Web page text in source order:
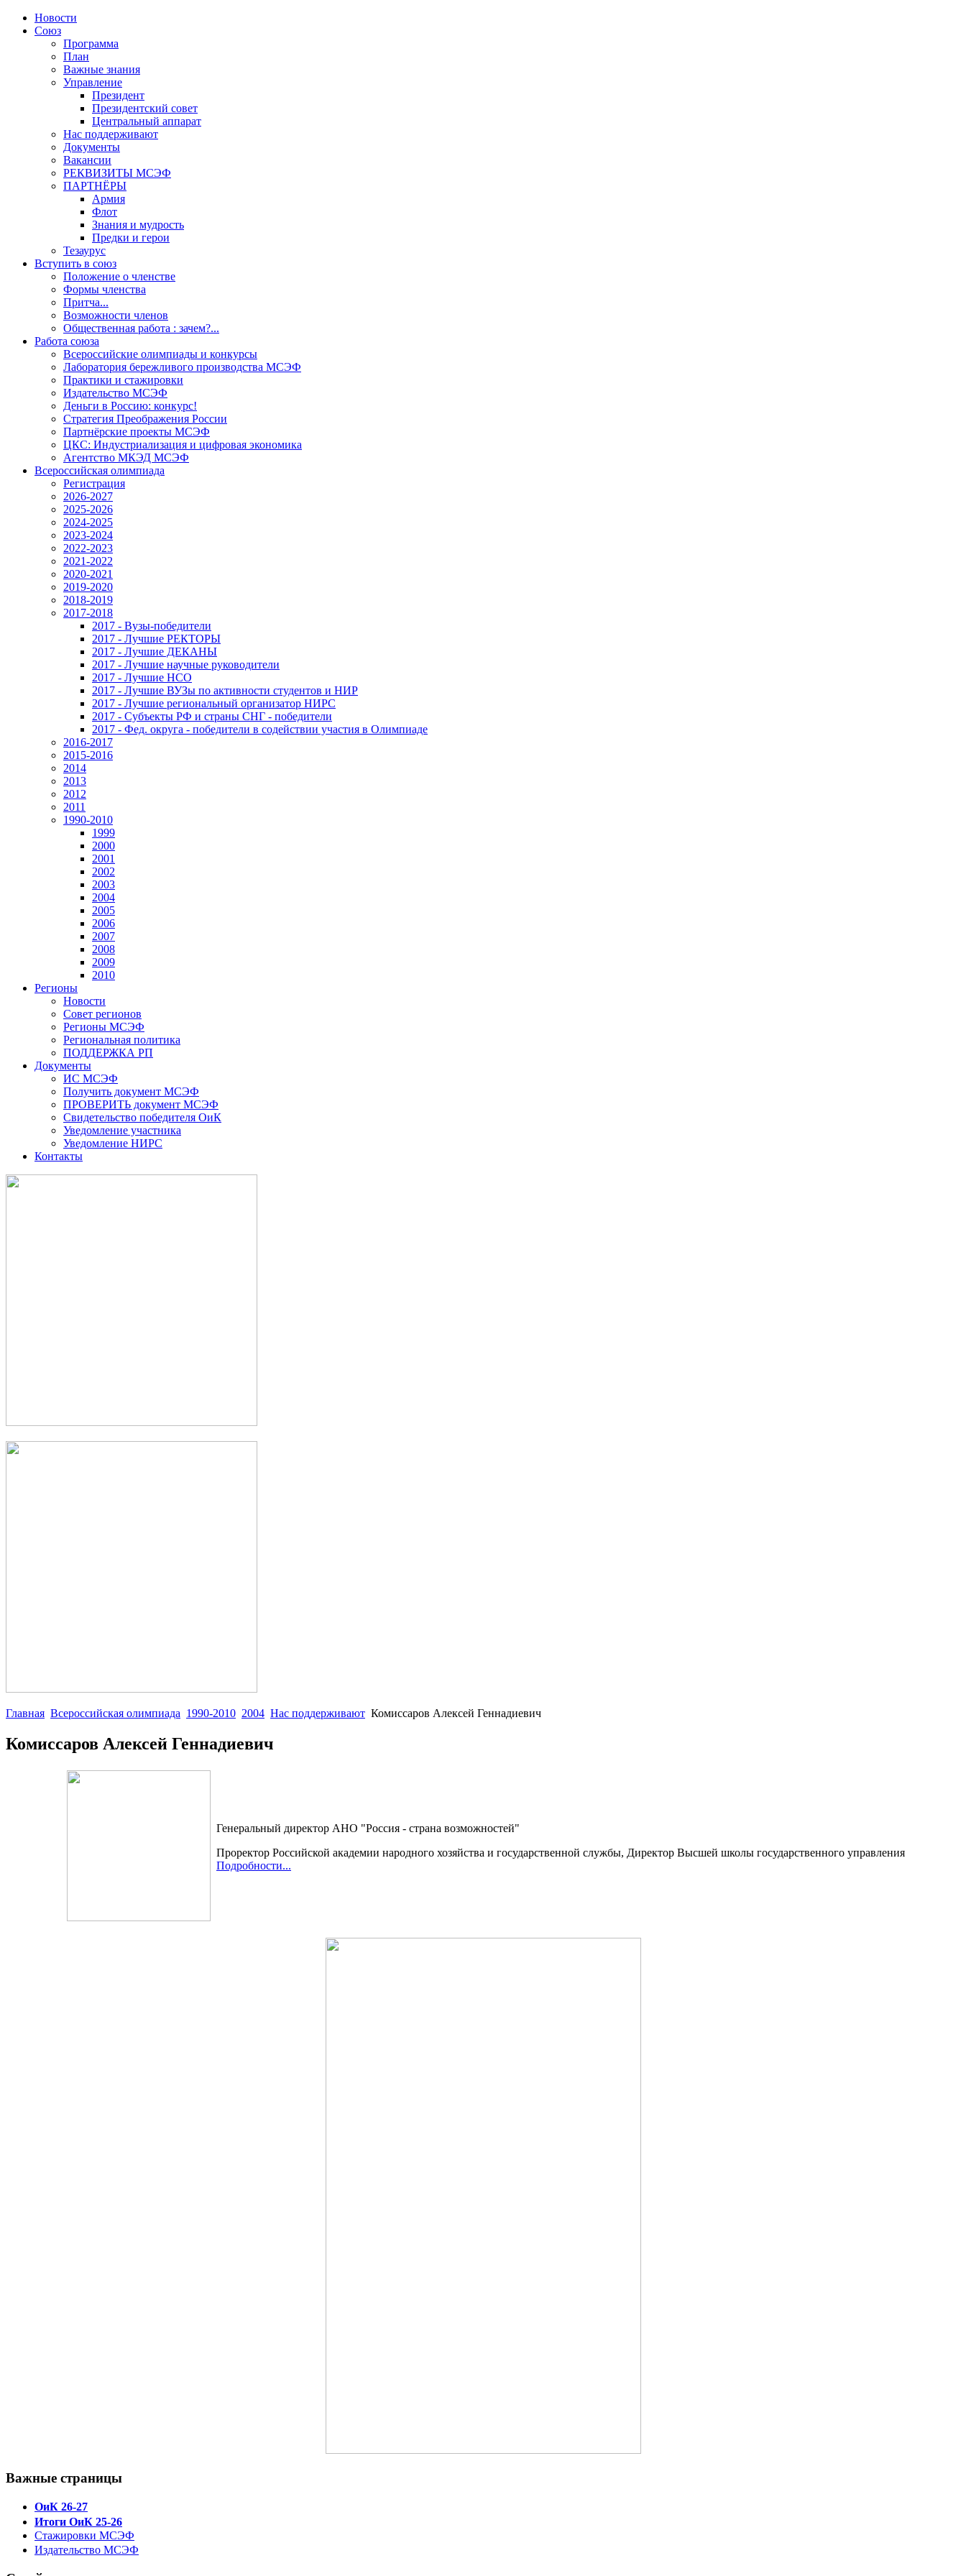
Новости
Союз
Программа
План
Важные знания
Управление
Президент
Президентский совет
Центральный аппарат
Нас поддерживают
Документы
Вакансии
РЕКВИЗИТЫ МСЭФ
ПАРТНЁРЫ
Армия
Флот
Знания и мудрость
Предки и герои
Тезаурус
Вступить в союз
Положение о членстве
Формы членства
Притча...
Возможности членов
Общественная работа : зачем?...
Работа союза
Всероссийские олимпиады и конкурсы
Лаборатория бережливого производства МСЭФ
Практики и стажировки
Издательство МСЭФ
Деньги в Россию: конкурс!
Стратегия Преображения России
Партнёрские проекты МСЭФ
ЦКС: Индустриализация и цифровая экономика
Агентство МКЭД МСЭФ
Всероссийская олимпиада
Регистрация
2026-2027
2025-2026
2024-2025
2023-2024
2022-2023
2021-2022
2020-2021
2019-2020
2018-2019
2017-2018
2017 - Вузы-победители
2017 - Лучшие РЕКТОРЫ
2017 - Лучшие ДЕКАНЫ
2017 - Лучшие научные руководители
2017 - Лучшие НСО
2017 - Лучшие ВУЗы по активности студентов и НИР
2017 - Лучшие региональный организатор НИРС
2017 - Субъекты РФ и страны СНГ - победители
2017 - Фед. округа - победители в содействии участия в Олимпиаде
2016-2017
2015-2016
2014
2013
2012
2011
1990-2010
1999
2000
2001
2002
2003
2004
2005
2006
2007
2008
2009
2010
Регионы
Новости
Совет регионов
Регионы МСЭФ
Региональная политика
ПОДДЕРЖКА РП
Документы
ИС МСЭФ
Получить документ МСЭФ
ПРОВЕРИТЬ документ МСЭФ
Свидетельство победителя ОиК
Уведомление участника
Уведомление НИРС
Контакты
Главная Всероссийская олимпиада 1990-2010 2004 Нас поддерживают Комиссаров Алексей Геннадиевич
Комиссаров Алексей Геннадиевич
Генеральный директор АНО "Россия - страна возможностей"
Проректор Российской академии народного хозяйства и государственной службы, Директор Высшей школы государственного управления
Подробности...
Важные страницы
ОиК 26-27
Итоги ОиК 25-26
Стажировки МСЭФ
Издательство МСЭФ